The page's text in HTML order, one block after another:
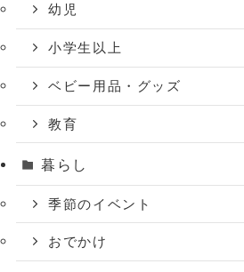
幼児
小学生以上
ベビー用品・グッズ
教育
暮らし
季節のイベント
おでかけ